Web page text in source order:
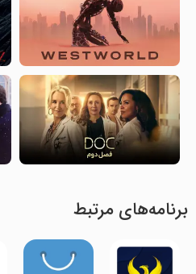
برنامه‌های مرتبط